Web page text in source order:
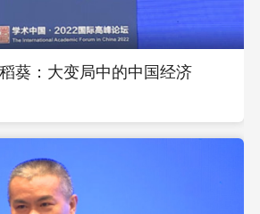
葵：大变局中的中国经济